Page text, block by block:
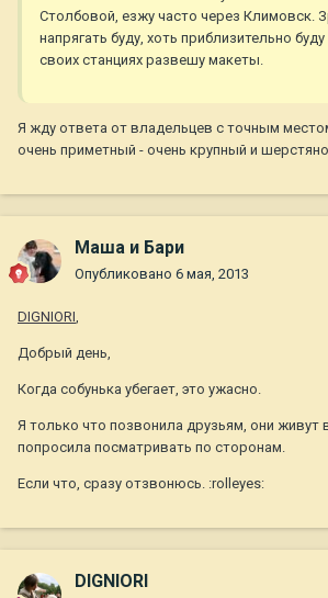
Столбовой, езжу часто через Климовск.
напрягать буду, хоть приблизительно
своих станциях развешу макеты.
Я жду ответа от владельцев с точным
очень приметный - очень крупный и
Маша и Бари
Опубликовано 6 мая, 2013
DIGNIORI,
Добрый день,
Когда собунька убегает, это ужасно.
Я только что позвонила друзьям, они живут
попросила посматривать по сторонам.
Если что, сразу отзвонюсь. :rolleyes:
DIGNIORI